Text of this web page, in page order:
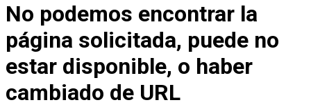
No podemos encontrar la
página solicitada, puede no
estar disponible, o haber
cambiado de URL